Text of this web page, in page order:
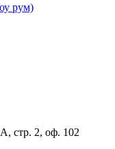
рум)
стр. 2, оф. 102